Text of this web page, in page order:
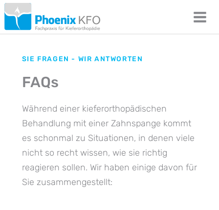
SIE FRAGEN - WIR ANTWORTEN
FAQs
Während einer kieferorthopädischen
Behandlung mit einer Zahnspange kommt
es schonmal zu Situationen, in denen viele
nicht so recht wissen, wie sie richtig
reagieren sollen. Wir haben einige davon für
Sie zusammengestellt: